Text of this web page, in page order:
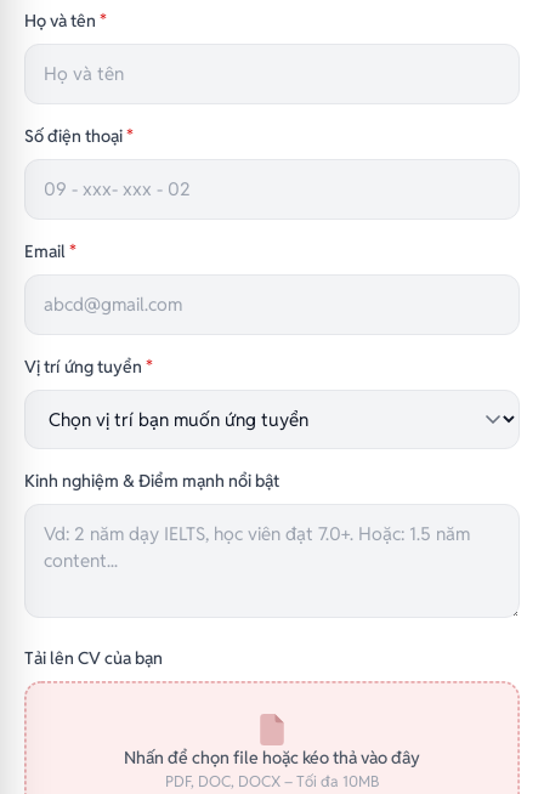
Họ và tên *
Số điện thoại*
Email*
Vị trí ứng tuyển *
Kinh nghiệm & Điểm mạnh nổi bật
Tải lên CV của bạn
Nhấn để chọn file hoặc kéo thả vào đây
PDF, DOC, DOCX – Tối đa 10MB